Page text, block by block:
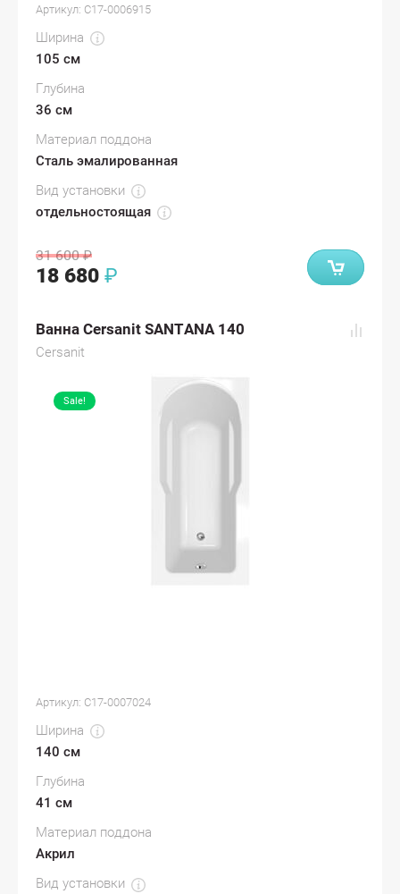
Артикул: С17-0006915
Ширина
105 см
Глубина
36 см
Материал поддона
Сталь эмалированная
Вид установки
отдельностоящая
31 600 ₽
18 680 ₽
Ванна Cersanit SANTANA 140
Cersanit
Sale!
Артикул: С17-0007024
Ширина
140 см
Глубина
41 см
Материал поддона
Акрил
Вид установки